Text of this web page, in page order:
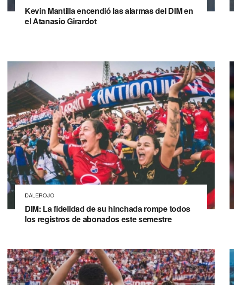
Kevin Mantilla encendió las alarmas del DIM en
el Atanasio Girardot
DALEROJO
DIM: La fidelidad de su hinchada rompe todos
los registros de abonados este semestre